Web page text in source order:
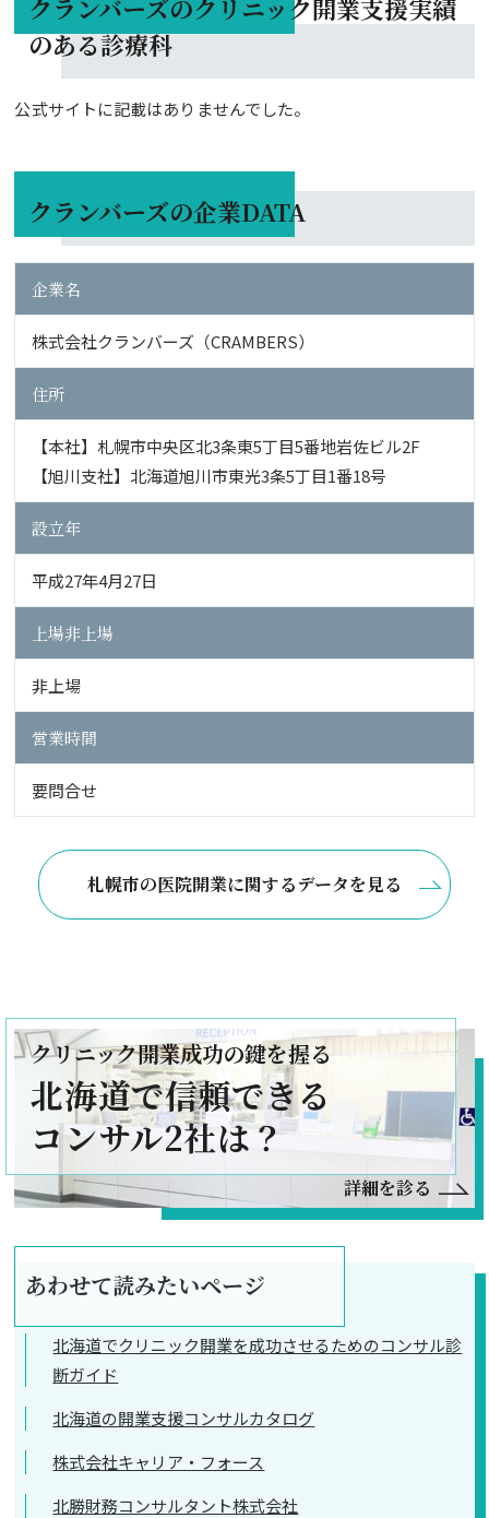
クランバーズのクリニック開業支援実績
のある診療科
公式サイトに記載はありませんでした。
クランバーズの企業DATA
企業名
株式会社クランバーズ（CRAMBERS）
住所
【本社】札幌市中央区北3条東5丁目5番地岩佐ビル2F
【旭川支社】北海道旭川市東光3条5丁目1番18号
設立年
平成27年4月27日
上場非上場
非上場
営業時間
要問合せ
札幌市の医院開業に関するデータを見る
クリニック開業成功の鍵を握る
北海道で信頼できる
コンサル2社は？
詳細を診る
あわせて読みたいページ
北海道でクリニック開業を成功させるためのコンサル診
断ガイド
北海道の開業支援コンサルカタログ
株式会社キャリア・フォース
北勝財務コンサルタント株式会社